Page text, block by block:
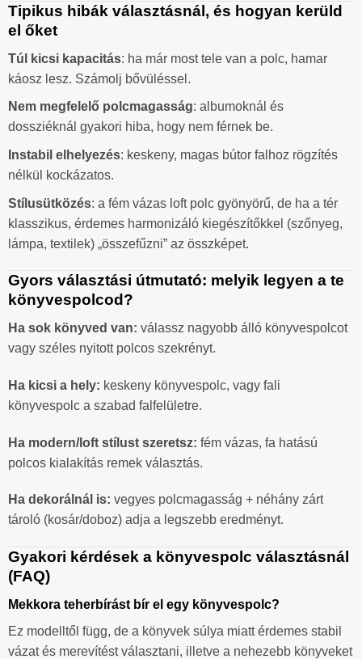
Tipikus hibák választásnál, és hogyan kerüld
el őket
Túl kicsi kapacitás: ha már most tele van a polc, hamar
káosz lesz. Számolj bővüléssel.
Nem megfelelő polcmagasság: albumoknál és
dossziéknál gyakori hiba, hogy nem férnek be.
Instabil elhelyezés: keskeny, magas bútor falhoz rögzítés
nélkül kockázatos.
Stílusütközés: a fém vázas loft polc gyönyörű, de ha a tér
klasszikus, érdemes harmonizáló kiegészítőkkel (szőnyeg,
lámpa, textilek) „összefűzni” az összképet.
Gyors választási útmutató: melyik legyen a te
könyvespolcod?
Ha sok könyved van: válassz nagyobb álló könyvespolcot
vagy széles nyitott polcos szekrényt.
Ha kicsi a hely: keskeny könyvespolc, vagy fali
könyvespolc a szabad falfelületre.
Ha modern/loft stílust szeretsz: fém vázas, fa hatású
polcos kialakítás remek választás.
Ha dekorálnál is: vegyes polcmagasság + néhány zárt
tároló (kosár/doboz) adja a legszebb eredményt.
Gyakori kérdések a könyvespolc választásnál
(FAQ)
Mekkora teherbírást bír el egy könyvespolc?
Ez modelltől függ, de a könyvek súlya miatt érdemes stabil
vázat és merevítést választani, illetve a nehezebb könyveket